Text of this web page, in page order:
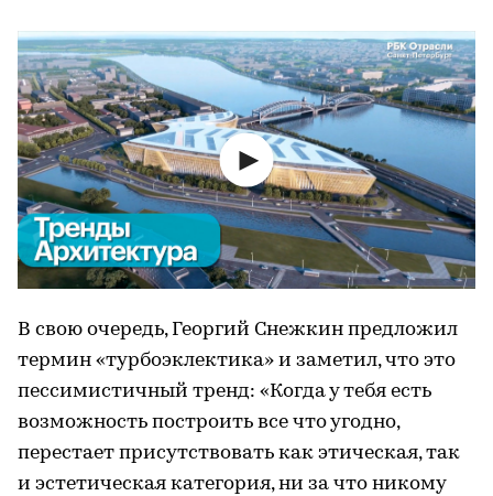
В свою очередь, Георгий Снежкин предложил
термин «турбоэклектика» и заметил, что это
пессимистичный тренд: «Когда у тебя есть
возможность построить все что угодно,
перестает присутствовать как этическая, так
и эстетическая категория, ни за что никому